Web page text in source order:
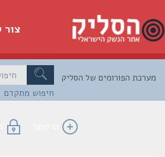
צור קשר
חיפוש מתקדם
הפורומים של הסליק
הרשמה התחבר